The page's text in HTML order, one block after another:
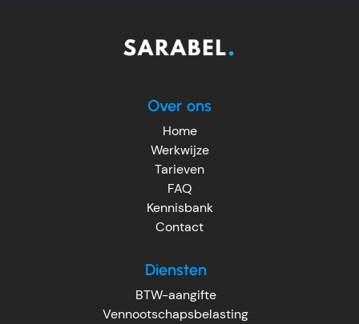
Over ons
Home
Werkwijze
Tarieven
FAQ
Kennisbank
Contact
Diensten
BTW-aangifte
Vennootschapsbelasting